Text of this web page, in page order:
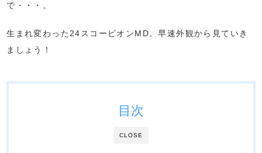
で・・・。
生まれ変わった24スコーピオンMD。早速外観から見ていき
ましょう！
CLOSE
目次